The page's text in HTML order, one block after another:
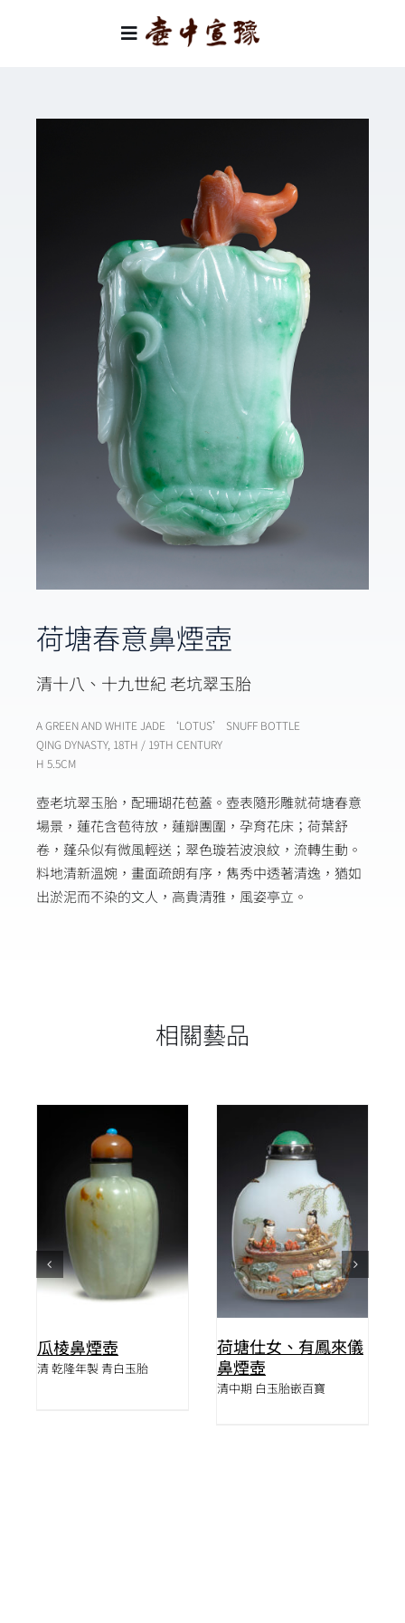
Toggle
關於我們
聯絡我們
荷塘春意鼻煙壺
清十八、十九世紀 老坑翠玉胎
A GREEN AND WHITE JADE ‘LOTUS’ SNUFF BOTTLE
QING DYNASTY, 18TH / 19TH CENTURY
H 5.5CM
壺老坑翠玉胎，配珊瑚花苞蓋。壺表隨形雕就荷塘春意
場景，蓮花含苞待放，蓮瓣團圍，孕育花床；荷葉舒
卷，蓬朵似有微風輕送；翠色璇若波浪紋，流轉生動。
料地清新溫婉，畫面疏朗有序，雋秀中透著清逸，猶如
出淤泥而不染的文人，高貴清雅，風姿亭立。
相關藝品
詳情
瓜棱鼻煙壺
清 乾隆年製 青白玉胎
詳情
荷塘仕女、有鳳來儀
鼻煙壺
清中期 白玉胎嵌百寶